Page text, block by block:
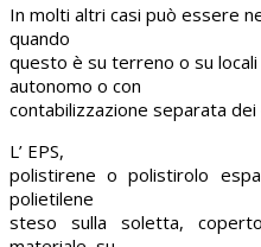
In molti altri casi può essere
quando
questo è su terreno o su
autonomo o con
contabilizzazione separata dei
L’ EPS,
polistirene o polistirolo
polietilene
steso sulla soletta,